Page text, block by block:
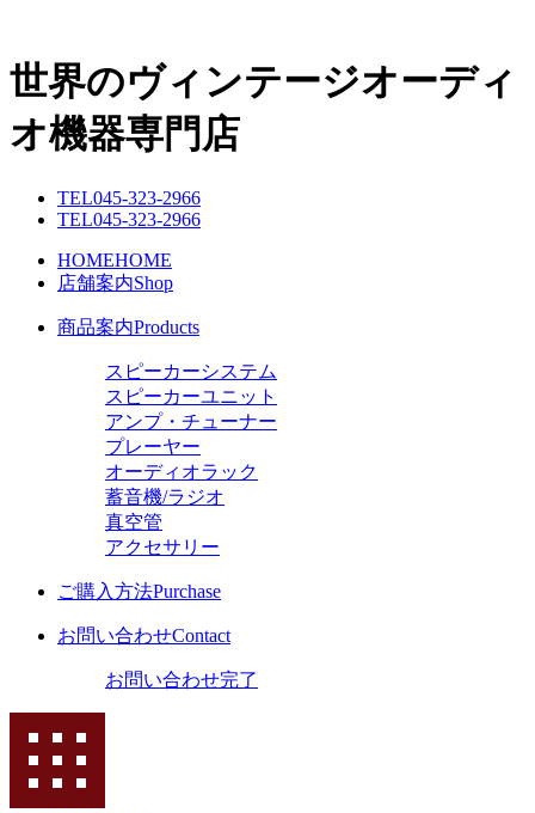
世界のヴィンテージオーディ
オ機器専門店
TEL045-323-2966
TEL045-323-2966
HOMEHOME
店舗案内Shop
商品案内Products
スピーカーシステム
スピーカーユニット
アンプ・チューナー
プレーヤー
オーディオラック
蓄音機/ラジオ
真空管
アクセサリー
ご購入方法Purchase
お問い合わせContact
お問い合わせ完了